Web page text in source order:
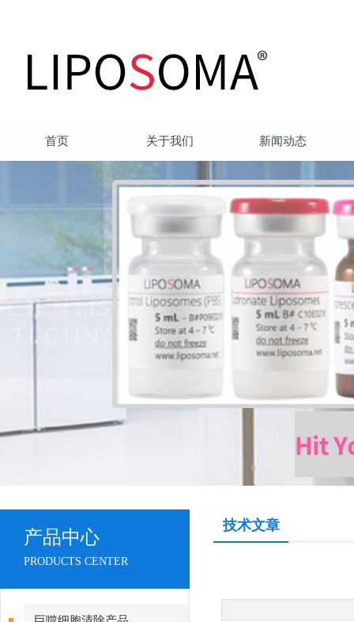
首页 关于我们 新闻动态
产品中心
PRODUCTS CENTER
技术文章